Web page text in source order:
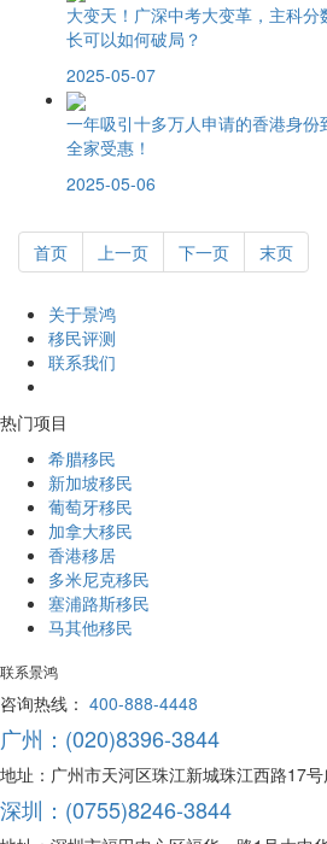
大变天！广深中考大变革，主科
长可以如何破局？
2025-05-07
一年吸引十多万人申请的香港身份
全家受惠！
2025-05-06
首页 上一页 下一页 末页
关于景鸿
移民评测
联系我们
热门项目
希腊移民
新加坡移民
葡萄牙移民
加拿大移民
香港移居
多米尼克移民
塞浦路斯移民
马其他移民
联系景鸿
咨询热线： 400-888-4448
广州：(020)8396-3844
地址：广州市天河区珠江新城珠江西路17
深圳：(0755)8246-3844